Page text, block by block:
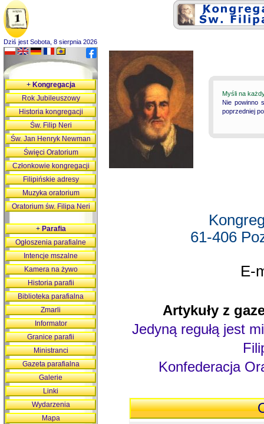
Dziś jest Sobota, 8 sierpnia 2026
Myśli na
Nie powinno
poprzedniej
61-406
E-
Artykuły z
Jedyną regułą jest
Konfederacja
+Kongregacja
Rok Jubileuszowy
Historia kongregacji
Św. Filip Neri
Św. Jan Henryk Newman
Święci Oratorium
Członkowie kongregacji
Filipińskie adresy
Muzyka oratorium
Oratorium św. Filipa Neri
+Parafia
Ogłoszenia parafialne
Intencje mszalne
Kamera na żywo
Historia parafii
Biblioteka parafialna
Zmarli
Informator
Granice parafii
Ministranci
Gazeta parafialna
Galerie
Linki
Wydarzenia
Mapa